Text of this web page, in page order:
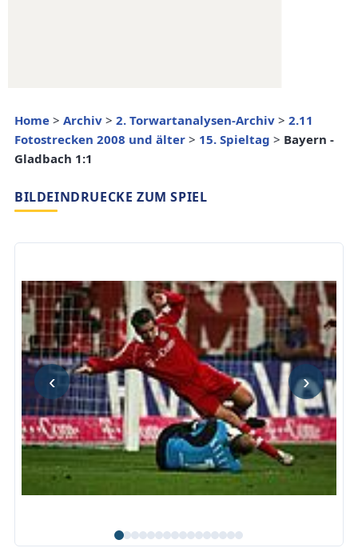
Home > Archiv > 2. Torwartanalysen-Archiv > 2.11
Fotostrecken 2008 und älter > 15. Spieltag > Bayern -
Gladbach 1:1
BILDEINDRUECKE ZUM SPIEL
‹ ›